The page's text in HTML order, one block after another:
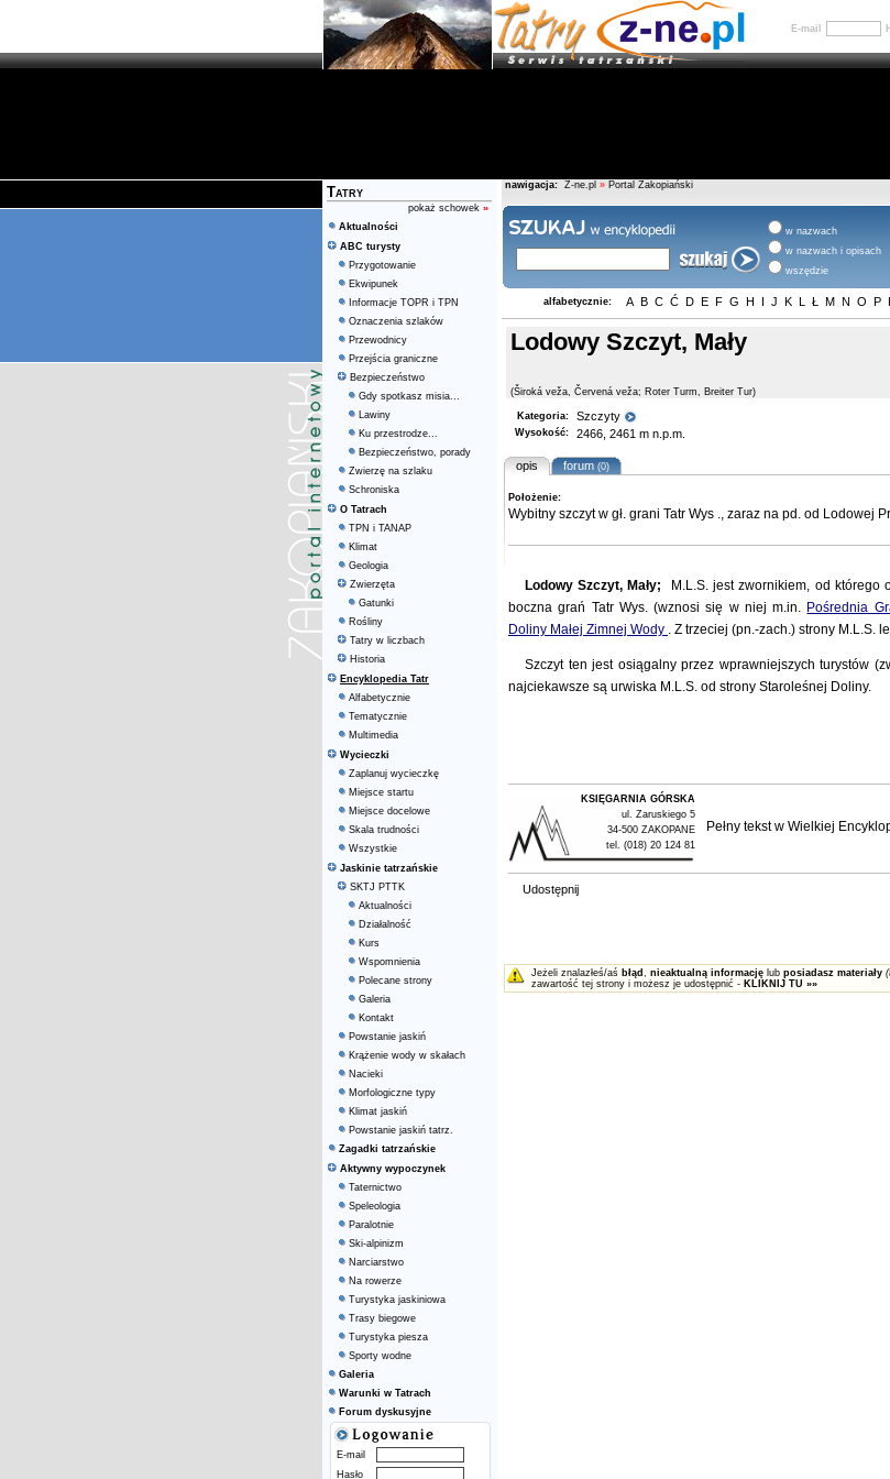
E-mail
Tatry
pokaż schowek »
Aktualności
ABC turysty
Przygotowanie
Ekwipunek
Informacje TOPR i TPN
Oznaczenia szlaków
Przewodnicy
Przejścia graniczne
Bezpieczeństwo
Gdy spotkasz misia...
Lawiny
Ku przestrodze...
Bezpieczeństwo, porady
Zwierzę na szlaku
Schroniska
O Tatrach
TPN i TANAP
Klimat
Geologia
Zwierzęta
Gatunki
Rośliny
Tatry w liczbach
Historia
Encyklopedia Tatr
Alfabetycznie
Tematycznie
Multimedia
Wycieczki
Zaplanuj wycieczkę
Miejsce startu
Miejsce docelowe
Skala trudności
Wszystkie
Jaskinie tatrzańskie
SKTJ PTTK
Aktualności
Działalność
Kurs
Wspomnienia
Polecane strony
Galeria
Kontakt
Powstanie jaskiń
Krążenie wody w skałach
Nacieki
Morfologiczne typy
Klimat jaskiń
Powstanie jaskiń tatrz.
Zagadki tatrzańskie
Aktywny wypoczynek
Taternictwo
Speleologia
Paralotnie
Ski-alpinizm
Narciarstwo
Na rowerze
Turystyka jaskiniowa
Trasy biegowe
Turystyka piesza
Sporty wodne
Galeria
Warunki w Tatrach
Forum dyskusyjne
E-mail
Hasło
nawigacja: Z-ne.pl » Portal Zakopiański
w nazwach
w nazwach i opisach
wszędzie
alfabetycznie: A B C Ć D E F G H I J K L Ł M N O P
Lodowy Szczyt, Mały
(Široká veža, Červená veža; Roter Turm, Breiter Tur)
Kategoria: Szczyty
Wysokość: 2466, 2461 m n.p.m.
opis forum(0)
Położenie:
Wybitny szczyt w gł. grani Tatr Wys ., zaraz na pd. od Lodowej
Lodowy Szczyt, Mały;
M.L.S. jest zwornikiem, od którego
boczna grań Tatr Wys. (wznosi się w niej m.in. Pośrednia
Doliny Małej Zimnej Wody . Z trzeciej (pn.-zach.) strony M.L.S.
Szczyt ten jest osiągalny przez wprawniejszych turystów
najciekawsze są urwiska M.L.S. od strony Staroleśnej Doliny.
KSIĘGARNIA GÓRSKA
ul. Zaruskiego 5
34-500 ZAKOPANE
tel. (018) 20 124 81
Pełny tekst w Wielkiej
Udostępnij
Jeżeli znalazłeś/aś błąd , nieaktualną informację lub posiadasz materiały
zawartość tej strony i możesz je udostępnić - KLIKNIJ TU »»